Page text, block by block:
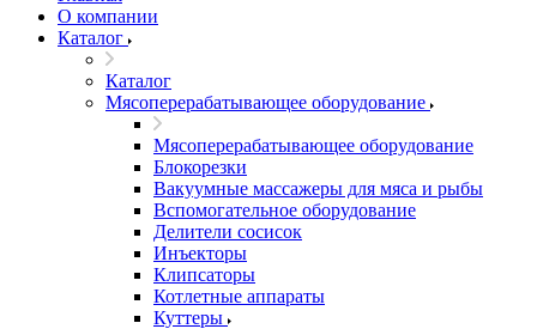
О компании
Каталог
Каталог
Мясоперерабатывающее оборудование
Мясоперерабатывающее оборудование
Блокорезки
Вакуумные массажеры для мяса и рыбы
Вспомогательное оборудование
Делители сосисок
Инъекторы
Клипсаторы
Котлетные аппараты
Куттеры